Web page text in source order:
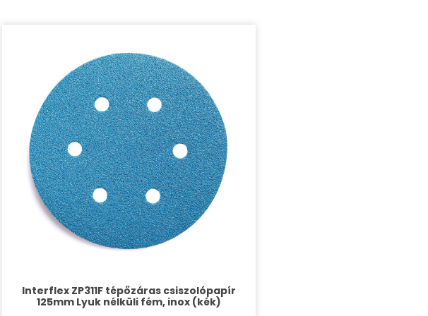
Interflex ZP311F tépőzáras csiszolópapír
125mm Lyuk nélküli fém, inox (kék)